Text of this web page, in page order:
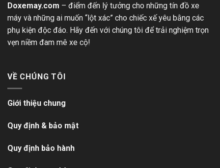
Doxemay.com – điểm đến lý tưởng cho những tín đồ xe
máy và những ai muốn “lột xác” cho chiếc xế yêu bằng các
phụ kiện độc đáo. Hãy đến với chúng tôi để trải nghiệm trọn
vẹn niềm đam mê xe cộ!
VỀ CHÚNG TÔI
Giới thiệu chung
Quy định & bảo mật
Quy định bảo hành